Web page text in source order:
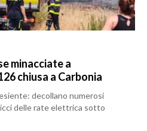
minacciate a
chiusa a Carbonia
decollano numerosi
delle rate elettrica sotto